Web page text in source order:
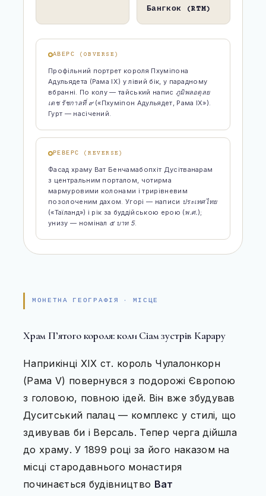
ВІДКРИЙ ПОЛЬЩУ ПО-НОВОМУ
КНИГА ЯК КАРТА
МІСТА, ЩО ЗАСНУЛИ, АЛЕ НЕ ЗНИКЛИ
НЕЗВІДАНА УКРАЇНА
РІЗДВЯНІ ЧАРИ ЄВРОПИ
ХРАМИ ДХАРМИ
ТРАНСПОРТ
ПРОЖИВАННЯ
ПРОЖИВАННЯ
Бангкок (RTM)
АВЕРС (OBVERSE)
Профільний портрет короля Пхуміпона
Адульядета (Рама IX) у лівий бік, у парадному
вбранні. По колу — тайський напис ภูมิพลอดุลย
เดช รัชกาลที่ ๙(«Пхуміпон Адульядет, Рама IX»).
Гурт — насічений.
РЕВЕРС (REVERSE)
Фасад храму Ват Бенчамабопхіт Дусітванарам
з центральним порталом, чотирма
мармуровими колонами і трирівневим
позолоченим дахом. Угорі — написи ประเทศไทย
(«Таїланд») і рік за буддійською ерою (พ.ศ.);
унизу — номінал ๕ บาท 5.
МОНЕТНА ГЕОГРАФІЯ · МІСЦЕ
Храм П’ятого короля: коли Сіам зустрів Карару
Наприкінці XIX ст. король Чулалонкорн
(Рама V) повернувся з подорожі Європою
з головою, повною ідей. Він вже збудував
Дуситський палац — комплекс у стилі, що
здивував би і Версаль. Тепер черга дійшла
до храму. У 1899 році за його наказом на
місці стародавнього монастиря
починається будівництво Ват